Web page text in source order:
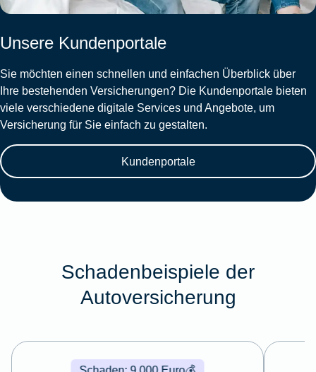
Unsere Kundenportale
Sie möchten einen schnellen und einfachen Überblick über
Ihre bestehenden Versicherungen? Die Kundenportale bieten
viele verschiedene digitale Services und Angebote, um
Versicherung für Sie einfach zu gestalten.
Kundenportale
Schadenbeispiele der
Autoversicherung